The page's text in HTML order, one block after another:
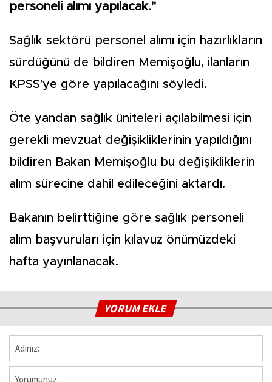
personeli alımı yapılacak."
Sağlık sektörü personel alımı için hazırlıkların
sürdüğünü de bildiren Memişoğlu, ilanların
KPSS'ye göre yapılacağını söyledi.
Öte yandan sağlık üniteleri açılabilmesi için
gerekli mevzuat değişikliklerinin yapıldığını
bildiren Bakan Memişoğlu bu değişikliklerin
alım sürecine dahil edileceğini aktardı.
Bakanın belirttiğine göre sağlık personeli
alım başvuruları için kılavuz önümüzdeki
hafta yayınlanacak.
YORUM EKLE